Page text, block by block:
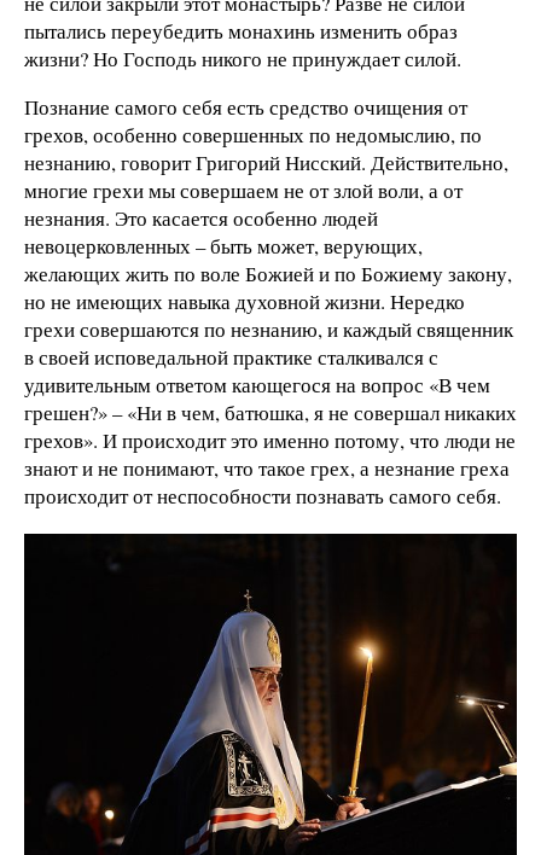
пытались переубедить монахинь изменить образ
жизни? Но Господь никого не принуждает силой.
Познание самого себя есть средство очищения от
грехов, особенно совершенных по недомыслию, по
незнанию, говорит Григорий Нисский. Действительно,
многие грехи мы совершаем не от злой воли, а от
незнания. Это касается особенно людей
невоцерковленных – быть может, верующих,
желающих жить по воле Божией и по Божиему закону,
но не имеющих навыка духовной жизни. Нередко
грехи совершаются по незнанию, и каждый священник
в своей исповедальной практике сталкивался с
удивительным ответом кающегося на вопрос «В чем
грешен?» – «Ни в чем, батюшка, я не совершал никаких
грехов». И происходит это именно потому, что люди не
знают и не понимают, что такое грех, а незнание греха
происходит от неспособности познавать самого себя.